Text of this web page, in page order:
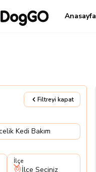
Anasayfa
Filtreyi kapat
Kedi Bakım
İlçeİlçe
İlçe Seçiniz